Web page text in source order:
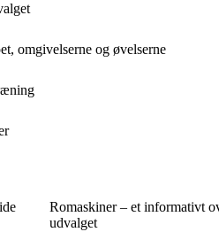
omgivelserne og øvelserne
Romaskiner – et informativt
udvalget